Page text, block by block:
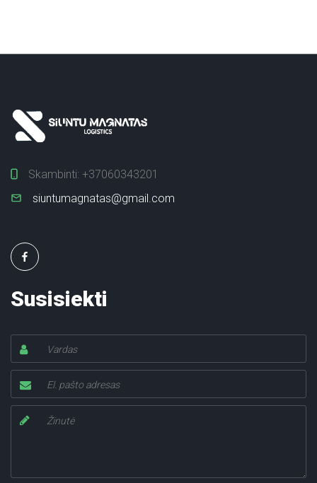
Skambinti: +37060343201
siuntumagnatas@gmail.com
Susisiekti